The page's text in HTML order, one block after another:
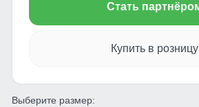
Стать
Купить в розницу
Выберите размер: